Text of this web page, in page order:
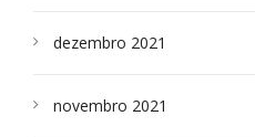
dezembro 2021
novembro 2021